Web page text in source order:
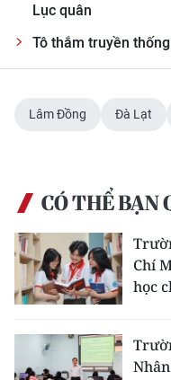
中文
FRANÇAIS
РУССКИЙ
한국어
Lục quân
Tô thắm truyền
Lâm Đồng Đà Lạt
CÓ THỂ BẠN
Chí
học